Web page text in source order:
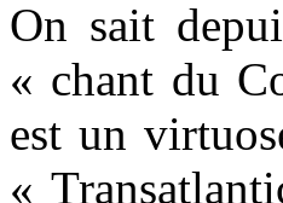
On sait
« chant du
est un
«